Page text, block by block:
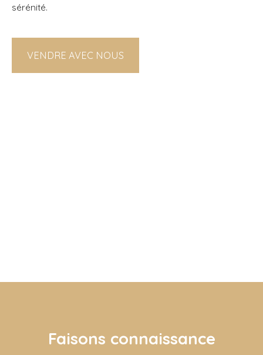
sérénité.
VENDRE AVEC NOUS
Faisons connaissance